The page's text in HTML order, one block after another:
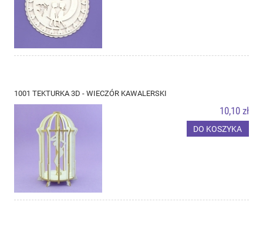
1001 TEKTURKA 3D - WIECZÓR KAWALERSKI
10,10 zł
DO KOSZYKA